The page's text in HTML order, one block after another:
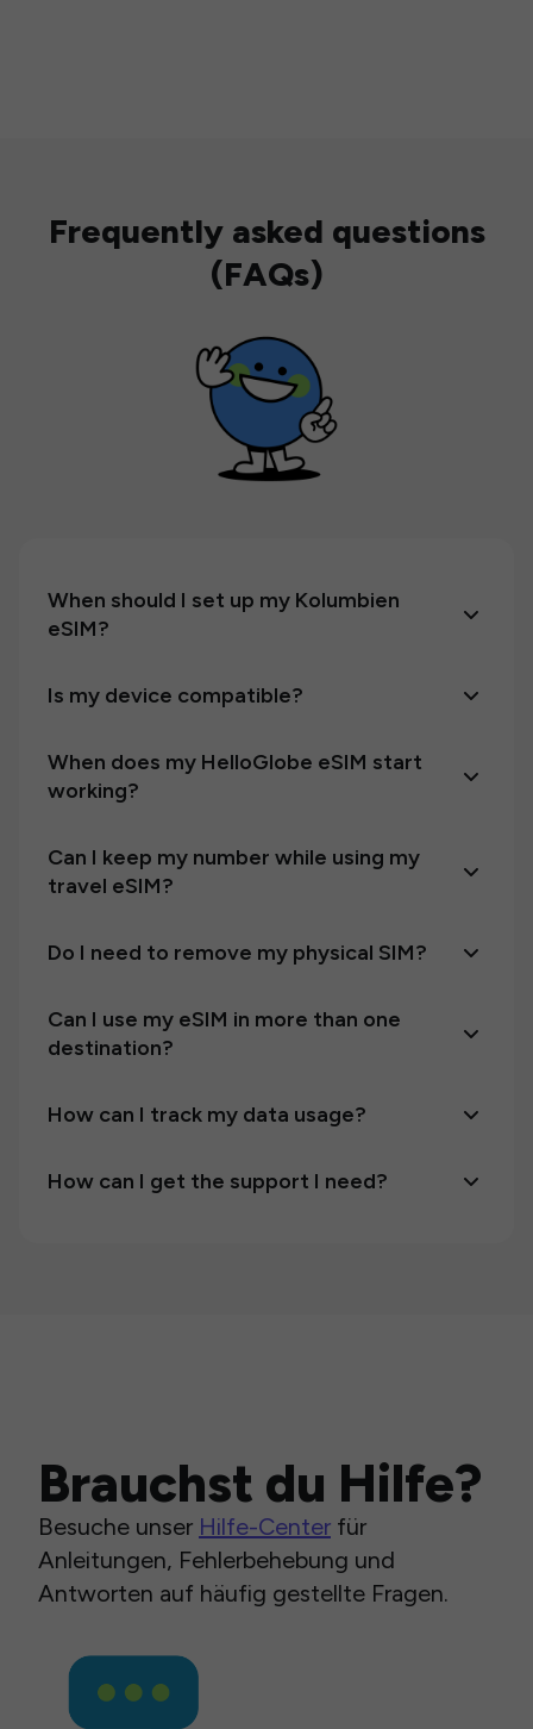
Frequently asked questions
(FAQs)
When should I set up my Kolumbien
eSIM?
Is my device compatible?
When does my HelloGlobe eSIM start
working?
Can I keep my number while using my
travel eSIM?
Do I need to remove my physical SIM?
Can I use my eSIM in more than one
destination?
How can I track my data usage?
How can I get the support I need?
Brauchst du Hilfe?
Besuche unser Hilfe-Center für
Anleitungen, Fehlerbehebung und
Antworten auf häufig gestellte Fragen.